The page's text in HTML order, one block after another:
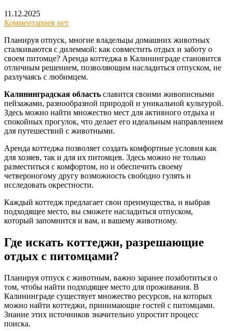
11.12.2025
Комментариев нет
Планируя отпуск, многие владельцы домашних животных
сталкиваются с дилеммой: как совместить отдых и заботу о
своем питомце? Аренда коттеджа в Калининграде становится
отличным решением, позволяющим насладиться отпуском, не
разлучаясь с любимцем.
Калининградская область славится своими живописными
пейзажами, разнообразной природой и уникальной культурой.
Здесь можно найти множество мест для активного отдыха и
спокойных прогулок, что делает его идеальным направлением
для путешествий с животными.
Аренда коттеджа позволяет создать комфортные условия как
для хозяев, так и для их питомцев. Здесь можно не только
разместиться с комфортом, но и обеспечить своему
четвероногому другу возможность свободно гулять и
исследовать окрестности.
Каждый коттедж предлагает свои преимущества, и выбрав
подходящее место, вы сможете насладиться отпуском,
который запомнится и вам, и вашему животному.
Где искать коттеджи, разрешающие
отдых с питомцами?
Планируя отпуск с животным, важно заранее позаботиться о
том, чтобы найти подходящее место для проживания. В
Калининграде существует множество ресурсов, на которых
можно найти коттеджи, принимающие гостей с питомцами.
Знание этих источников значительно упростит процесс
поиска.